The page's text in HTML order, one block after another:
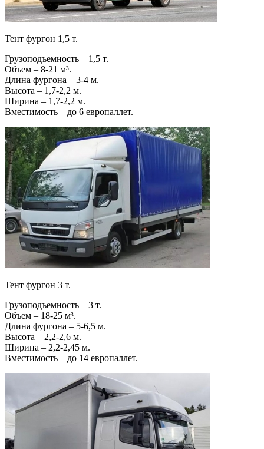
Тент фургон 1,5 т.
Грузоподъемность – 1,5 т.
Объем – 8-21 м³.
Длина фургона – 3-4 м.
Высота – 1,7-2,2 м.
Ширина – 1,7-2,2 м.
Вместимость – до 6 европаллет.
Тент фургон 3 т.
Грузоподъемность – 3 т.
Объем – 18-25 м³.
Длина фургона – 5-6,5 м.
Высота – 2,2-2,6 м.
Ширина – 2,2-2,45 м.
Вместимость – до 14 европаллет.